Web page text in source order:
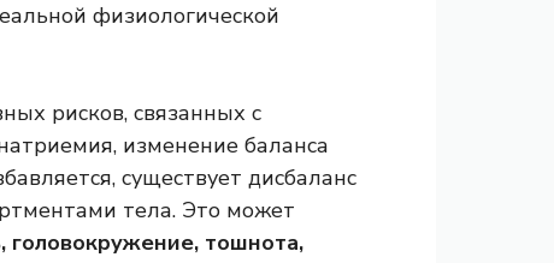
физиологической
рисков, связанных с
изменение баланса
существует дисбаланс
тела. Это может
головокружение, тошнота,